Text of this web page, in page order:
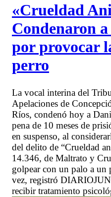
«Crueldad
Condenaron
por provocar
perro
La vocal interina del
Apelaciones de
Ríos, condenó hoy a
pena de 10 meses de
en suspenso, al
del delito de “Crueldad
14.346, de Maltrato y
golpear con un palo a un
vez, registró
recibir tratamiento